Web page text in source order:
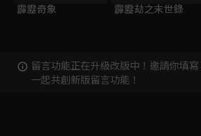
霹靂奇象 霹靂劫之末世錄
留言功能正在升級改版中！邀請你填寫
一起共創新版留言功能！